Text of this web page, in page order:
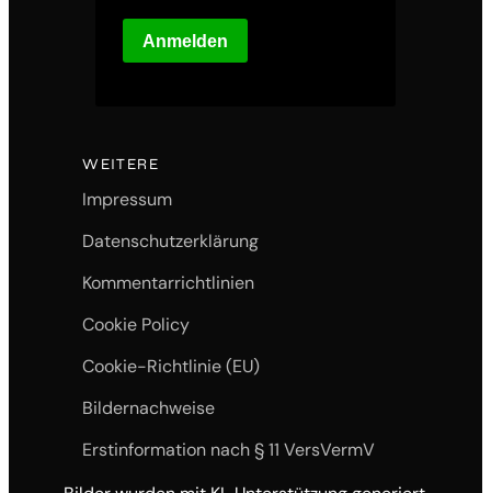
Anmelden
WEITERE
Impressum
Datenschutzerklärung
Kommentarrichtlinien
Cookie Policy
Cookie-Richtlinie (EU)
Bildernachweise
Erstinformation nach § 11 VersVermV